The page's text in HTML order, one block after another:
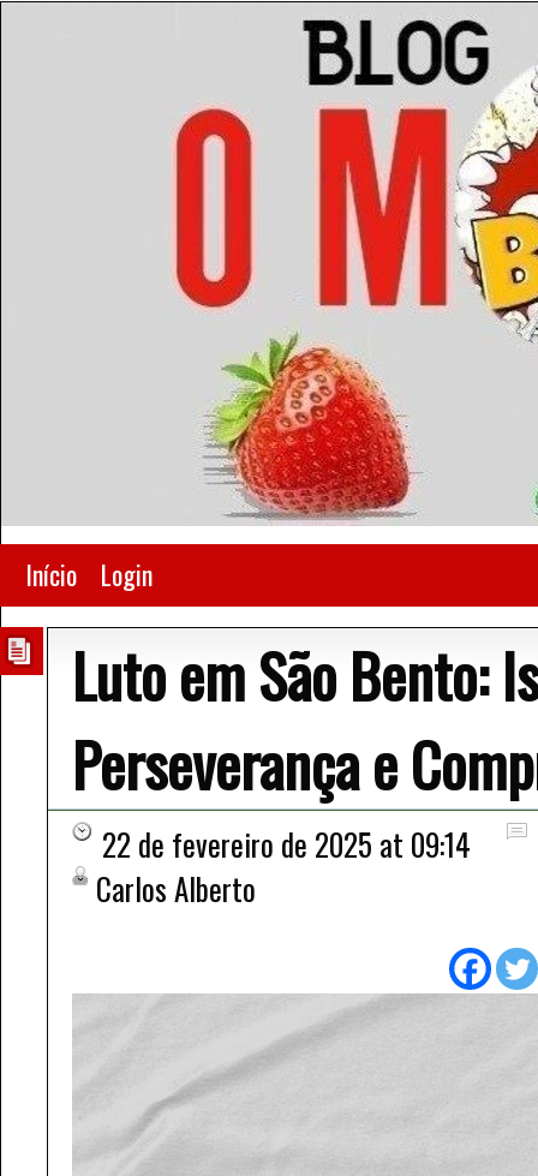
Início Login
Luto em São Bento:
Perseverança e
22 de fevereiro de 2025 at 09:14
Carlos Alberto